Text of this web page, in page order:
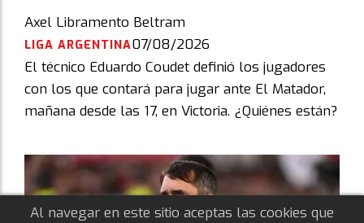
Axel Libramento Beltram
LIGA ARGENTINA07/08/2026
El técnico Eduardo Coudet definió los jugadores
con los que contará para jugar ante El Matador,
mañana desde las 17, en Victoria. ¿Quiénes están?
Al navegar en este sitio aceptas las cookies que